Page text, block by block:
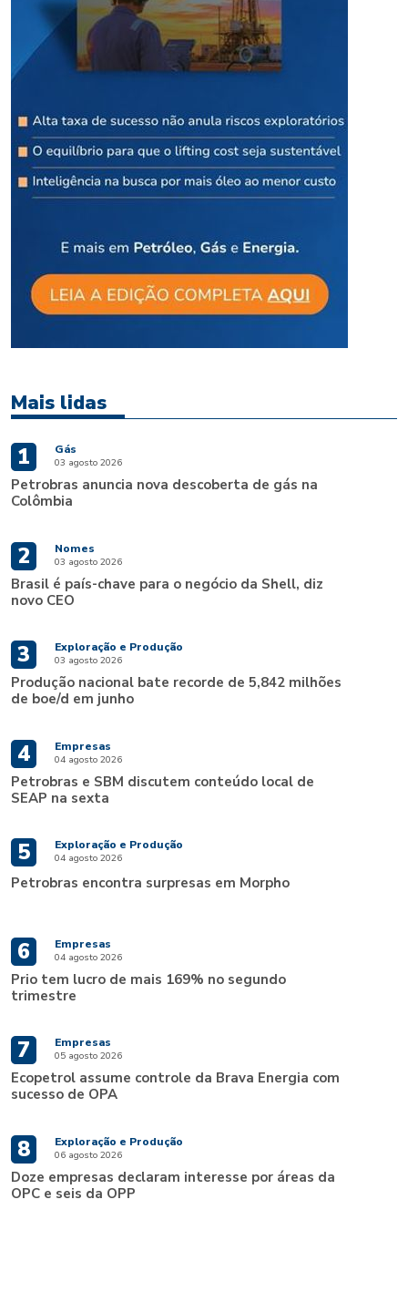
Mais lidas
1 Gás
03 agosto 2026
Petrobras anuncia nova descoberta de gás na
Colômbia
2 Nomes
03 agosto 2026
Brasil é país-chave para o negócio da Shell, diz
novo CEO
3 Exploração e Produção
03 agosto 2026
Produção nacional bate recorde de 5,842 milhões
de boe/d em junho
4 Empresas
04 agosto 2026
Petrobras e SBM discutem conteúdo local de
SEAP na sexta
5 Exploração e Produção
04 agosto 2026
Petrobras encontra surpresas em Morpho
6 Empresas
04 agosto 2026
Prio tem lucro de mais 169% no segundo
trimestre
7 Empresas
05 agosto 2026
Ecopetrol assume controle da Brava Energia com
sucesso de OPA
8 Exploração e Produção
06 agosto 2026
Doze empresas declaram interesse por áreas da
OPC e seis da OPP